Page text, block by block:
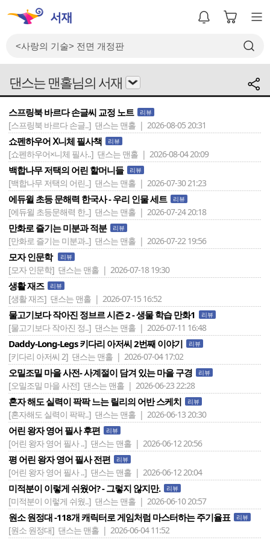
댄스는 맨홀님의 서재
스프링북 바르다 손글씨 교정 노트 리뷰
[스프링북 바르다 손글..] 댄스는 맨홀 | 2026-08-05 20:31
쇼펜하우어 Ⅹ니체 필사책 리뷰
[쇼펜하우어×니체 필사..] 댄스는 맨홀 | 2026-08-04 20:09
백합나무 저택의 어린 할머니들 리뷰
[백합나무 저택의 어린..] 댄스는 맨홀 | 2026-07-30 21:23
에듀윌 초등 문해력 한국사 - 우리 인물 세트 리뷰
[에듀윌 초등문해력 한..] 댄스는 맨홀 | 2026-07-24 20:18
만화로 즐기는 미분과 적분 리뷰
[만화로 즐기는 미분과..] 댄스는 맨홀 | 2026-07-22 19:56
모자 인문학 리뷰
[모자 인문학] 댄스는 맨홀 | 2026-07-18 19:30
생활 재즈 리뷰
[생활 재즈] 댄스는 맨홀 | 2026-07-15 16:52
물고기보다 작아진 정브르 시즌 2 - 생물 학습 만화1 리뷰
[물고기보다 작아진 정..] 댄스는 맨홀 | 2026-07-11 16:48
Daddy-Long-Legs 키다리 아저씨 2번째 이야기 리뷰
[키다리 아저씨 2] 댄스는 맨홀 | 2026-07-04 17:02
오밀조밀 마을 사전- 사계절이 담겨 있는 마을 구경 리뷰
[오밀조밀 마을 사전] 댄스는 맨홀 | 2026-06-23 22:28
혼자 해도 실력이 팍팍 느는 릴리의 어반 스케치 리뷰
[혼자해도 실력이 팍팍..] 댄스는 맨홀 | 2026-06-13 20:30
어린 왕자 영어 필사 후편 리뷰
[어린 왕자 영어 필사 ..] 댄스는 맨홀 | 2026-06-12 20:56
평 어린 왕자 영어 필사 전편 리뷰
[어린 왕자 영어 필사 ..] 댄스는 맨홀 | 2026-06-12 20:04
미적분이 이렇게 쉬웠어? - 그렇지 않지만. 리뷰
[미적분이 이렇게 쉬웠..] 댄스는 맨홀 | 2026-06-10 20:57
원소 원정대 -118개 캐릭터로 게임처럼 마스터하는 주기율표 리뷰
[원소 원정대] 댄스는 맨홀 | 2026-06-04 11:52